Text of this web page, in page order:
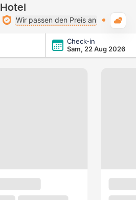
Wir passen den Preis an
Check-in
Sam, 22 Aug 2026